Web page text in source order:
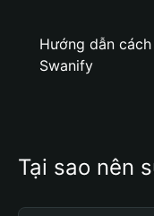
Hướng dẫn
Swanify
Tại sao nên